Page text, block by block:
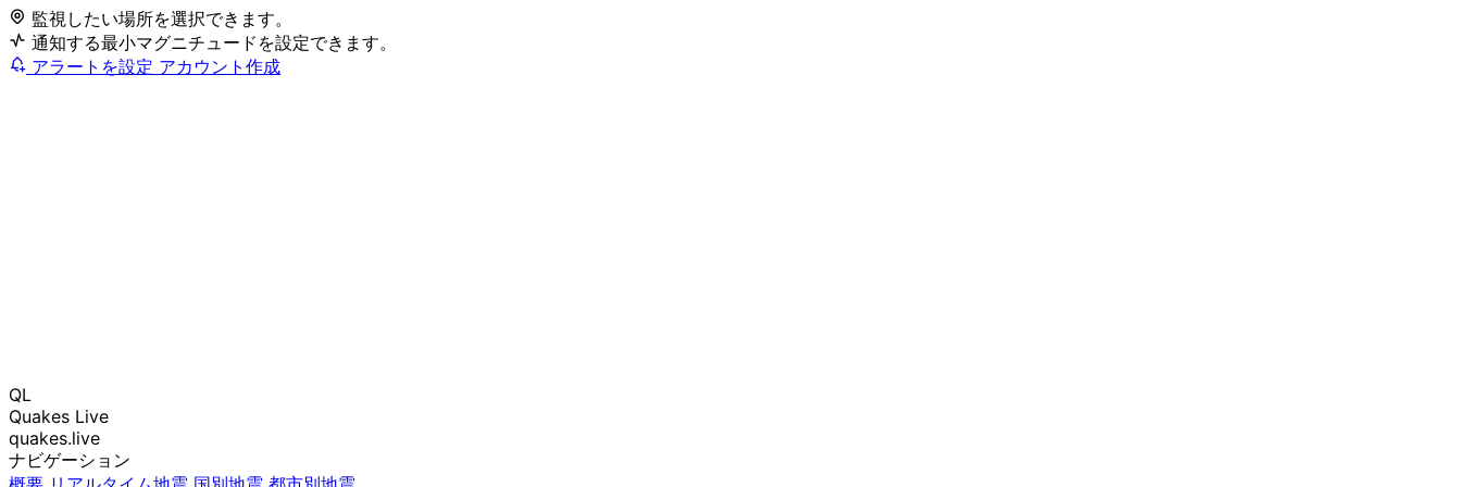
監視したい場所を選択できます。
通知する最小マグニチュードを設定できます。
アラートを設定 アカウント作成
QL
Quakes Live
quakes.live
ナビゲーション